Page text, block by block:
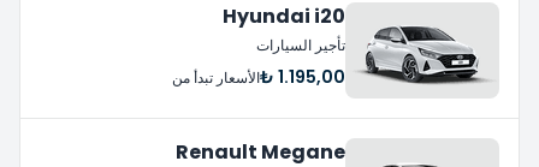
Hyundai i20
تأجير السيارات
1.195,00 ₺ الأسعار تبدأ من
Renault Megane